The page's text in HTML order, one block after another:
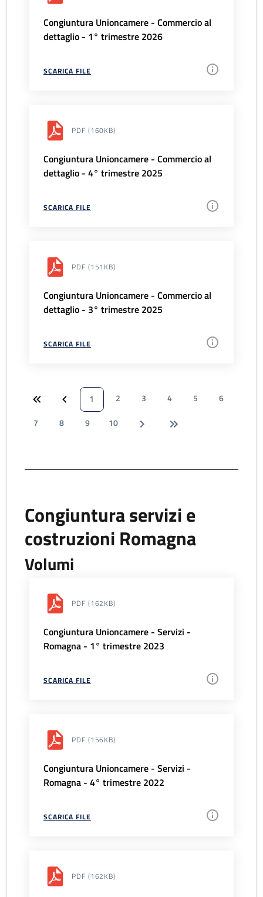
Congiuntura Unioncamere - Commercio al
dettaglio - 1° trimestre 2026
SCARICA FILE
PDF (160KB)
Congiuntura Unioncamere - Commercio al
dettaglio - 4° trimestre 2025
SCARICA FILE
PDF (151KB)
Congiuntura Unioncamere - Commercio al
dettaglio - 3° trimestre 2025
SCARICA FILE
1 2 3 4 5
6
7
8 9 10
Congiuntura servizi e
costruzioni Romagna
Volumi
PDF (162KB)
Congiuntura Unioncamere - Servizi -
Romagna - 1° trimestre 2023
SCARICA FILE
PDF (156KB)
Congiuntura Unioncamere - Servizi -
Romagna - 4° trimestre 2022
SCARICA FILE
PDF (162KB)